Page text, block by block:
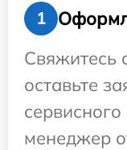
1
Свяжитесь
оставьте
менеджер